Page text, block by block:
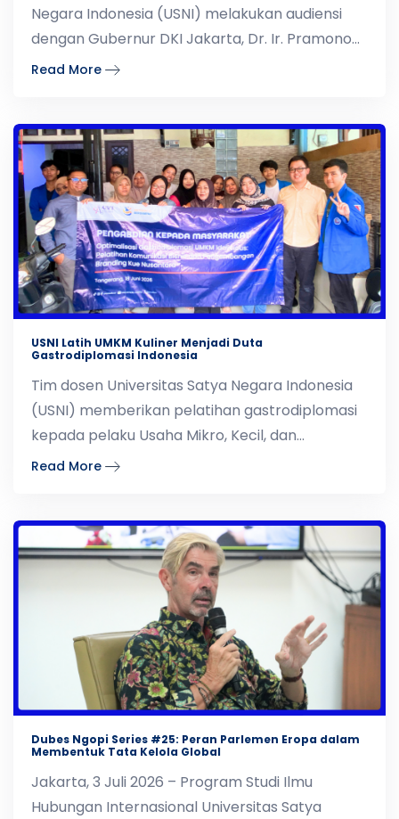
Negara Indonesia (USNI) melakukan audiensi
dengan Gubernur DKI Jakarta, Dr. Ir. Pramono
Anung Wibowo, M
Read More
USNI Latih UMKM Kuliner Menjadi Duta
Gastrodiplomasi Indonesia
Tim dosen Universitas Satya Negara Indonesia
(USNI) memberikan pelatihan gastrodiplomasi
kepada pelaku Usaha Mikro, Kecil, dan
Menengah (UMKM) di bida
Read More
Dubes Ngopi Series #25: Peran Parlemen Eropa dalam
Membentuk Tata Kelola Global
Jakarta, 3 Juli 2026 – Program Studi Ilmu
Hubungan Internasional Universitas Satya